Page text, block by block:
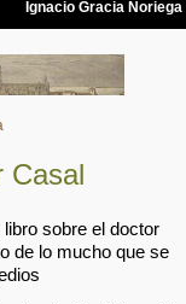
Casal
sobre el doctor
de lo mucho que se